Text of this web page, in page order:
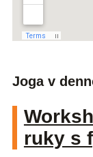
Joga v
ruky s